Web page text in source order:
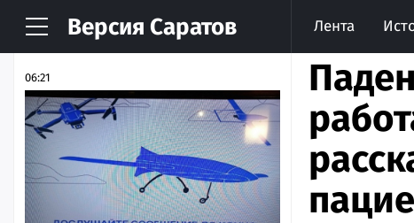
Версия Саратов Лента
НОВОСТИ АРХИВ
06:21